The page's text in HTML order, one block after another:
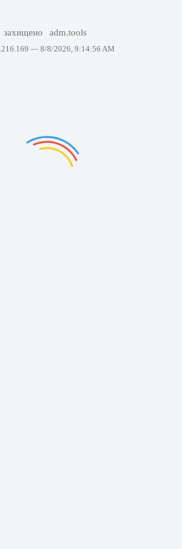
захищено adm.tools
— 8/8/2026, 9:14:56 AM